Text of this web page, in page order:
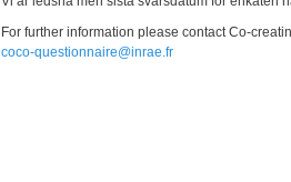
For further information please contact Co-
coco-questionnaire@inrae.fr